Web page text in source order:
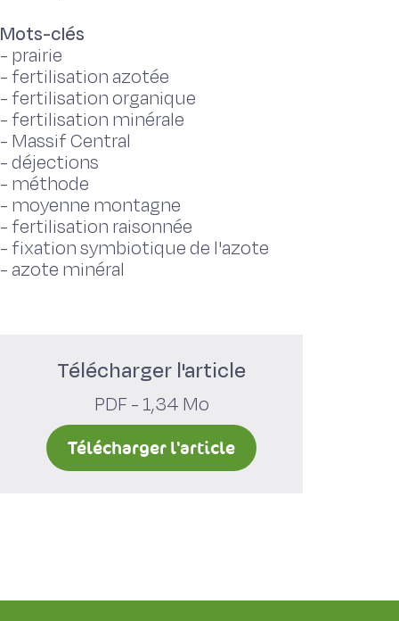
Mots-clés
- prairie
- fertilisation azotée
- fertilisation organique
- fertilisation minérale
- Massif Central
-déjections
- méthode
- moyenne montagne
- fertilisation raisonnée
- fixation symbiotique de l'azote
- azote minéral
Télécharger l'article
PDF - 1,34 Mo
Télécharger l'article